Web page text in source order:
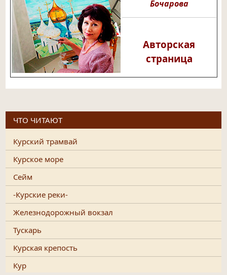
Бочарова
Авторская
страница
ЧТО ЧИТАЮТ
Курский трамвай
Курское море
Сейм
-Курские реки-
Железнодорожный вокзал
Тускарь
Курская крепость
Кур